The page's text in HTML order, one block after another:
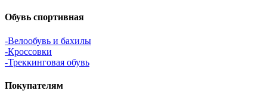
Обувь спортивная
-Велообувь и бахилы
-Кроссовки
-Треккинговая обувь
Покупателям